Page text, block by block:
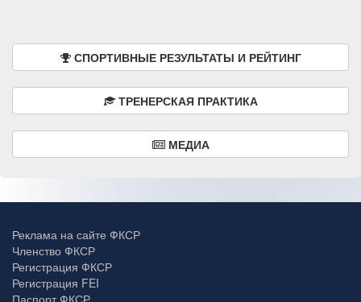
СПОРТИВНЫЕ РЕЗУЛЬТАТЫ И РЕЙТИНГ
ТРЕНЕРСКАЯ ПРАКТИКА
МЕДИА
Реклама на сайте ФКСР
Членство ФКСР
Регистрация ФКСР
Регистрация FEI
Паспорт ФКСР